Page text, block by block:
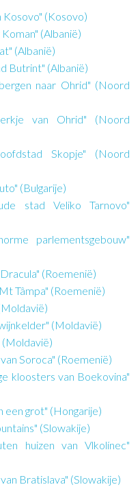
Kosovo" (Kosovo)
(Albanië)
(Albanië)
Butrint" (Albanië)
naar Ohrid" (Noord
van Ohrid" (Noord
Skopje" (Noord
(Bulgarije)
stad Veliko Tarnovo"
parlementsgebouw"
(Roemenië)
Tâmpa" (Roemenië)
(Moldavië)
(Moldavië)
Soroca" (Roemenië)
kloosters van Boekovina"
een grot" (Hongarije)
(Slowakije)
huizen van Vlkolínec"
Bratislava" (Slowakije)